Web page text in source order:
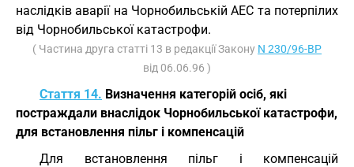
наслідків аварії на Чорнобильській АЕС та потерпілих
від Чорнобильської катастрофи.
( Частина друга статті 13 в редакції Закону N 230/96-ВР
від 06.06.96 )
Стаття 14. Визначення категорій осіб, які
постраждали внаслідок Чорнобильської катастрофи,
для встановлення пільг і компенсацій
Для встановлення пільг і компенсацій